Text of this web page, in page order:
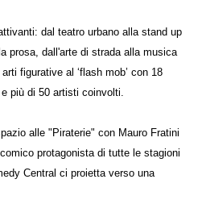
dal teatro urbano alla stand up
prosa, dall'arte di strada alla musica
figurative al ‘flash mob’ con 18
più di 50 artisti coinvolti.
alle "Piraterie" con Mauro Fratini
protagonista di tutte le stagioni
Central ci proietta verso una